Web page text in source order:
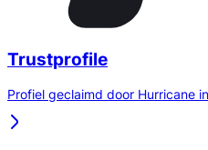
Trustprofile
Profiel geclaimd door Hurricane